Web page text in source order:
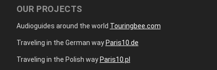
OUR PROJECTS
Audioguides around the world Touringbee.com
Traveling in the German way Paris10.de
Traveling in the Polish way Paris10.pl